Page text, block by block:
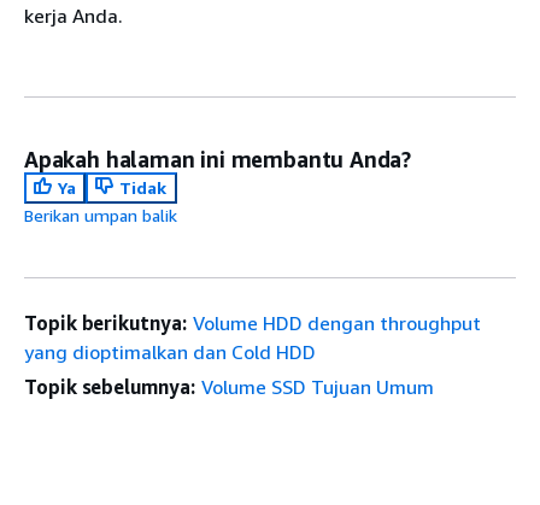
kerja Anda.
Apakah halaman ini membantu Anda?
Ya
Tidak
Berikan umpan balik
Topik berikutnya: Volume HDD dengan throughput
yang dioptimalkan dan Cold HDD
Topik sebelumnya: Volume SSD Tujuan Umum